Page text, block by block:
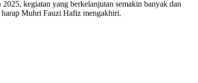
kegiatan yang berkelanjutan semakin banyak dan
Muhri Fauzi Hafiz mengakhiri.